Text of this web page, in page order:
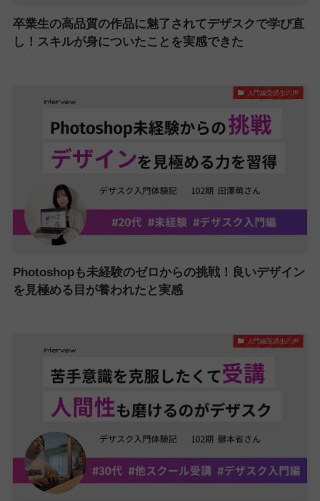
卒業生の高品質の作品に魅了されてデザスクで学び直
し！スキルが身についたことを実感できた
入門編受講生の声
Photoshopも未経験のゼロからの挑戦！良いデザイン
を見極める目が養われたと実感
入門編受講生の声